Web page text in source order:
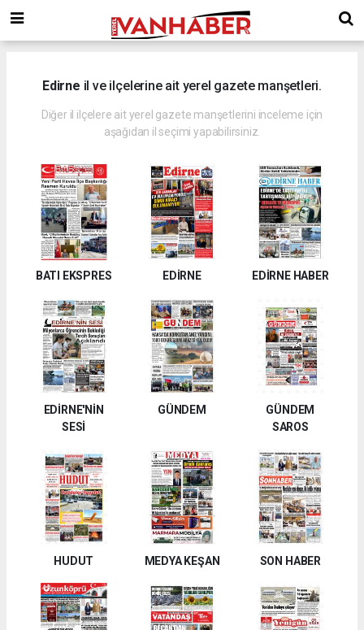
Edirne il ve ilçelerine ait yerel gazete manşetleri.
Diğer il ilçelere ait yerel gazete manşetlerini inceleme için
aşağıdan il seçimi yapabilirsiniz.
BATI EKSPRES EDİRNE EDİRNE HABER
EDİRNE'NİN
SESİ
GÜNDEM
GÜNDEM
SAROS
HUDUT MEDYA KEŞAN SON HABER